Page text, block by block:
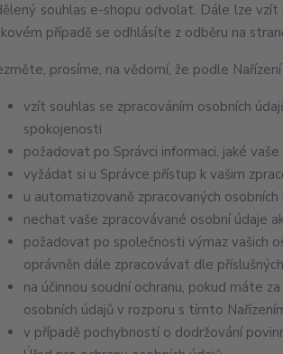
souhlas e-shopu odvolat. Dále lze
případě se odhlásíte z odběru na
prosíme, na vědomí, že podle
vzít souhlas se zpracováním osobních
spokojenosti
požadovat po Správci informaci, jaké
vyžádat si u Správce přístup k vašim
u automatizovaně zpracovaných
nechat vaše zpracovávané osobní údaje
požadovat po společnosti výmaz vašich
oprávněn dále zpracovávat dle
na účinnou soudní ochranu, pokud máte
osobních údajů v rozporu s tímto
v případě pochybností o dodržování